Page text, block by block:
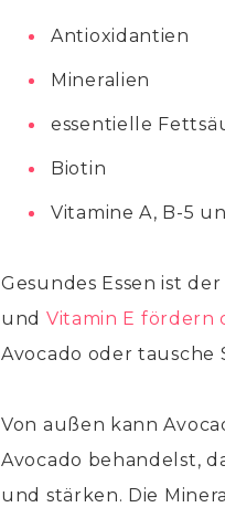
Antioxidantien
Mineralien
essentielle
Biotin
Vitamine A, B-5
Gesundes Essen ist
und Vitamin E fördern
Avocado oder tausche
Von außen kann
Avocado behandelst,
und stärken. Die